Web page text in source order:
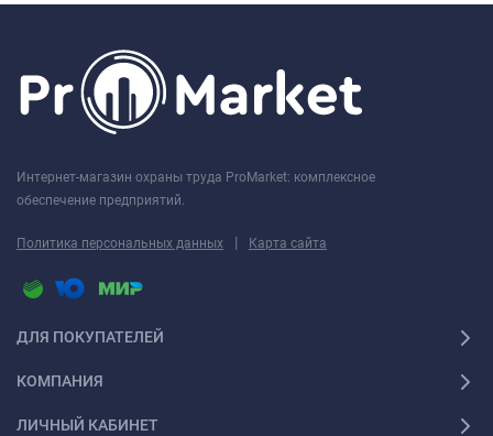
Интернет-магазин охраны труда ProMarket: комплексное
обеспечение предприятий.
Политика персональных данных | Карта сайта
ДЛЯ ПОКУПАТЕЛЕЙ
КОМПАНИЯ
ЛИЧНЫЙ КАБИНЕТ